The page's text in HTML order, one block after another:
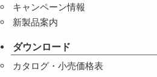
キャンペーン情報
新製品案内
ダウンロード
カタログ・小売価格表